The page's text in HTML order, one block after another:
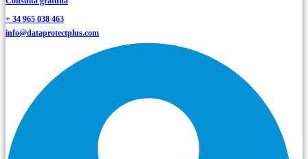
+ 34 965 038 463
info@dataprotectplus.com